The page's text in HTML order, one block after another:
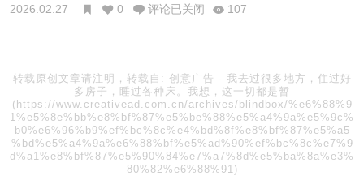
2026.02.27 0 评论已关闭 107
转载原创文章请注明，转载自: 创意广告 - 我去过很多地方，住过好
多房子，睡过各种床。我想，这一切都是暂
(https://www.creativead.com.cn/archives/blindbox/%e6%88%9
1%e5%8e%bb%e8%bf%87%e5%be%88%e5%a4%9a%e5%9c%
b0%e6%96%b9%ef%bc%8c%e4%bd%8f%e8%bf%87%e5%a5
%bd%e5%a4%9a%e6%88%bf%e5%ad%90%ef%bc%8c%e7%9
d%a1%e8%bf%87%e5%90%84%e7%a7%8d%e5%ba%8a%e3%
80%82%e6%88%91)